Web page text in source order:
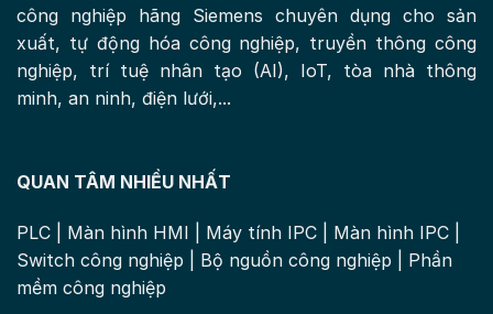
công nghiệp hãng Siemens chuyên dụng cho sản
xuất, tự động hóa công nghiệp, truyền thông công
nghiệp, trí tuệ nhân tạo (AI), IoT, tòa nhà thông
minh, an ninh, điện lưới,...
QUAN TÂM NHIỀU NHẤT
PLC Màn hình HMI Máy tính IPC Màn hình IPC
Switch công nghiệp
Bộ nguồn công nghiệp
Phần
mềm công nghiệp